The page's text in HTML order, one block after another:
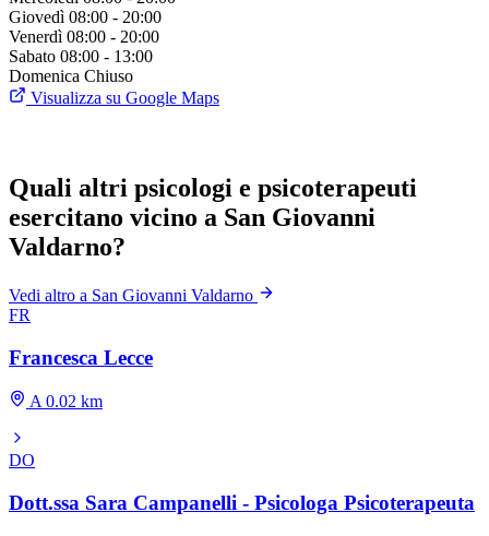
Giovedì 08:00 - 20:00
Venerdì 08:00 - 20:00
Sabato 08:00 - 13:00
Domenica Chiuso
Visualizza su Google Maps
Quali altri psicologi e psicoterapeuti
esercitano vicino a San Giovanni
Valdarno?
Vedi altro a San Giovanni Valdarno
FR
Francesca Lecce
A 0.02 km
DO
Dott.ssa Sara Campanelli - Psicologa Psicoterapeuta